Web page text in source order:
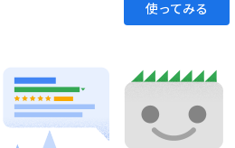
使ってみる